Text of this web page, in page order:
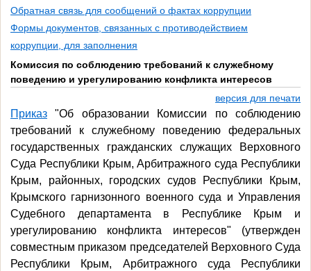
Обратная связь для сообщений о фактах коррупции
Формы документов, связанных с противодействием
коррупции, для заполнения
Комиссия по соблюдению требований к служебному
поведению и урегулированию конфликта интересов
версия для печати
Приказ "Об образовании Комиссии по соблюдению
требований к служебному поведению федеральных
государственных гражданских служащих Верховного
Суда Республики Крым, Арбитражного суда Республики
Крым, районных, городских судов Республики Крым,
Крымского гарнизонного военного суда и Управления
Судебного департамента в Республике Крым и
урегулированию конфликта интересов" (утвержден
совместным приказом председателей Верховного Суда
Республики Крым, Арбитражного суда Республики